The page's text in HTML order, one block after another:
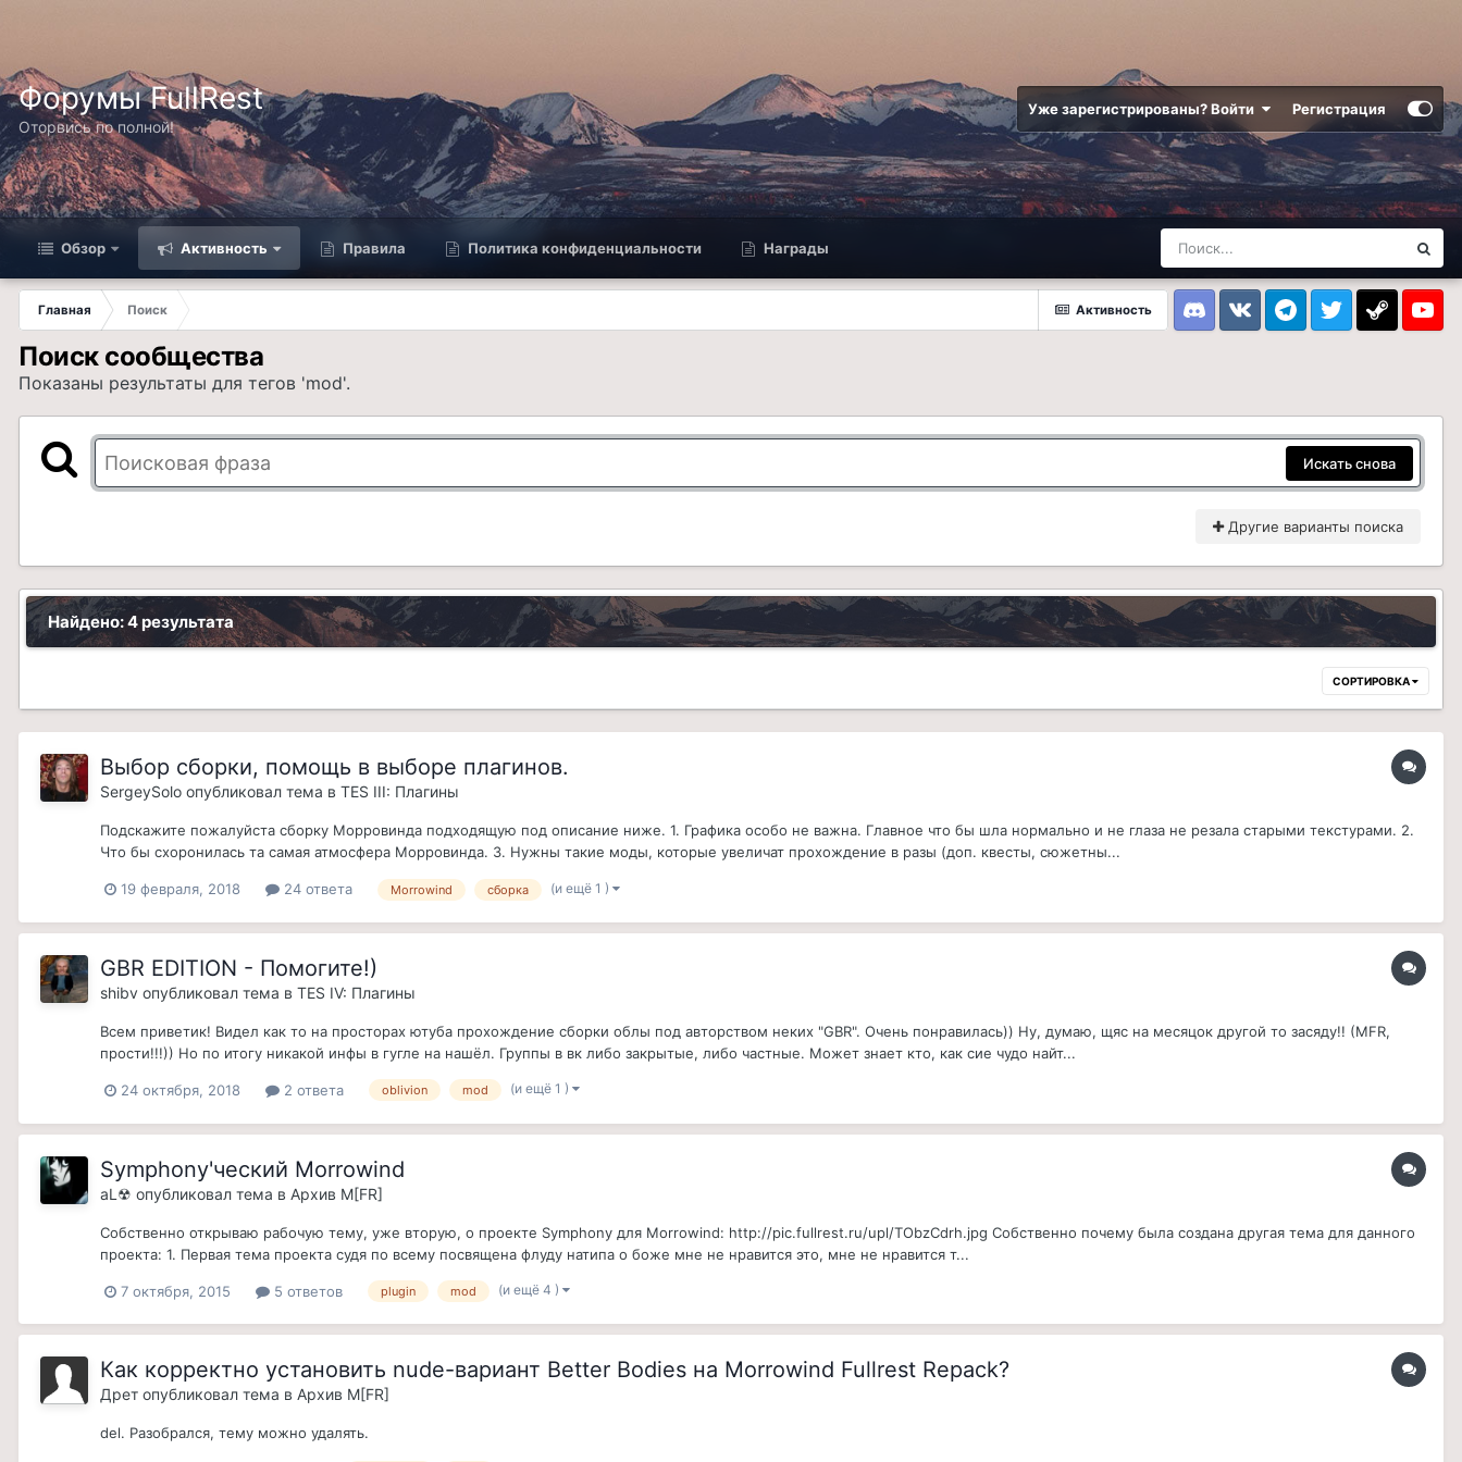
Форумы FullRest
Оторвись по полной!
Уже зарегистрированы? Войти Регистрация
Обзор Активность Правила Политика конфиденциальности Награды
Активность
Главная
Поиск
DiscordVK TelegramTwitter Steam
Поиск сообщества
Показаны результаты для тегов 'mod'.
Искать снова
Другие варианты поиска
Найдено: 4 результата
СОРТИРОВКА
Выбор сборки, помощь в выборе плагинов.
SergeySolo опубликовал тема в TES III: Плагины
Подскажите пожалуйста сборку Морровинда подходящую под описание ниже. 1. Графика особо не важна. Главное что бы шла нормально и не глаза не резала старыми текстурами. 2.
Что бы схоронилась та самая атмосфера Морровинда. 3. Нужны такие моды, которые увеличат прохождение в разы (доп. квесты, сюжетны...
19 февраля, 2018 24 ответа Morrowind сборка (и ещё 1 )
GBR EDITION - Помогите!)
shibv опубликовал тема в TES IV: Плагины
Всем приветик! Видел как то на просторах ютуба прохождение сборки облы под авторством неких "GBR". Очень понравилась)) Ну, думаю, щяс на месяцок другой то засяду!! (MFR,
прости!!!)) Но по итогу никакой инфы в гугле на нашёл. Группы в вк либо закрытые, либо частные. Может знает кто, как сие чудо найт...
24 октября, 2018 2 ответа oblivion mod (и ещё 1 )
Symphony'ческий Morrowind
aL☢ опубликовал тема в Архив M[FR]
Собственно открываю рабочую тему, уже вторую, о проекте Symphony для Morrowind: http://pic.fullrest.ru/upl/TObzCdrh.jpg Собственно почему была создана другая тема для данного
проекта: 1. Первая тема проекта судя по всему посвящена флуду натипа о боже мне не нравится это, мне не нравится т...
7 октября, 2015 5 ответов plugin mod (и ещё 4 )
Как корректно установить nude-вариант Better Bodies на Morrowind Fullrest Repack?
Дрет опубликовал тема в Архив M[FR]
del. Разобрался, тему можно удалять.